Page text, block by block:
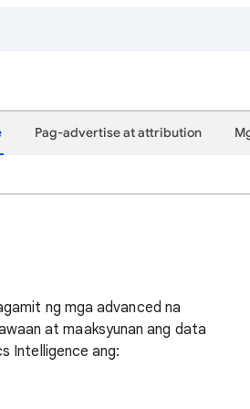
Pag-advertise at attribution
ng mga advanced na
at maaksyunan ang data
Intelligence ang: